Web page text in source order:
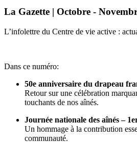
La Gazette | Octobre -
L’infolettre du Centre de vie active :
Dans ce numéro:
50e anniversaire du drapeau
Retour sur une célébration
touchants de nos aînés.
Journée nationale des aînés –
Un hommage à la contribution
communauté.